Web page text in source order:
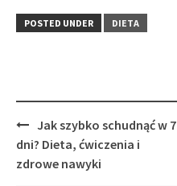
POSTED UNDER DIETA
Post
navigation
Jak szybko schudnąć w 7
dni? Dieta, ćwiczenia i
zdrowe nawyki